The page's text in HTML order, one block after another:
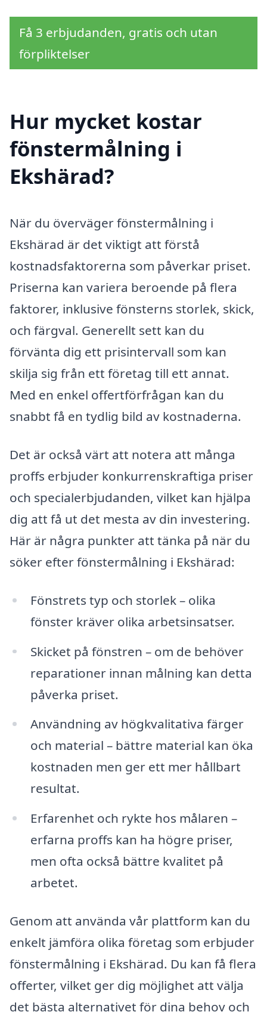
Få 3 erbjudanden, gratis och utan
förpliktelser
Hur mycket kostar
fönstermålning i
Ekshärad?
När du överväger fönstermålning i
Ekshärad är det viktigt att förstå
kostnadsfaktorerna som påverkar priset.
Priserna kan variera beroende på flera
faktorer, inklusive fönsterns storlek, skick,
och färgval. Generellt sett kan du
förvänta dig ett prisintervall som kan
skilja sig från ett företag till ett annat.
Med en enkel offertförfrågan kan du
snabbt få en tydlig bild av kostnaderna.
Det är också värt att notera att många
proffs erbjuder konkurrenskraftiga priser
och specialerbjudanden, vilket kan hjälpa
dig att få ut det mesta av din investering.
Här är några punkter att tänka på när du
söker efter fönstermålning i Ekshärad:
Fönstrets typ och storlek – olika
fönster kräver olika arbetsinsatser.
Skicket på fönstren – om de behöver
reparationer innan målning kan detta
påverka priset.
Användning av högkvalitativa färger
och material – bättre material kan öka
kostnaden men ger ett mer hållbart
resultat.
Erfarenhet och rykte hos målaren –
erfarna proffs kan ha högre priser,
men ofta också bättre kvalitet på
arbetet.
Genom att använda vår plattform kan du
enkelt jämföra olika företag som erbjuder
fönstermålning i Ekshärad. Du kan få flera
offerter, vilket ger dig möjlighet att välja
det bästa alternativet för dina behov och